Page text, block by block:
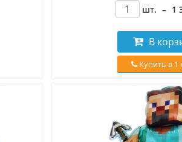
шт. – 1
В
Купить в 1